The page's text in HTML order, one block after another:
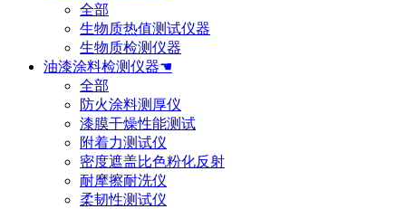
全部
生物质热值测试仪器
生物质检测仪器
油漆涂料检测仪器☚
全部
防火涂料测厚仪
漆膜干燥性能测试
附着力测试仪
密度遮盖比色粉化反射
耐摩擦耐洗仪
柔韧性测试仪